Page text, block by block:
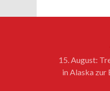
15. August:
in Alaska zur